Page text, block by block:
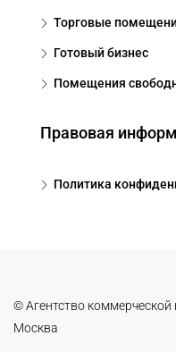
Торговые
Готовый бизнес
Помещения
Правовая
Политика
© Агентство коммерческой
Москва